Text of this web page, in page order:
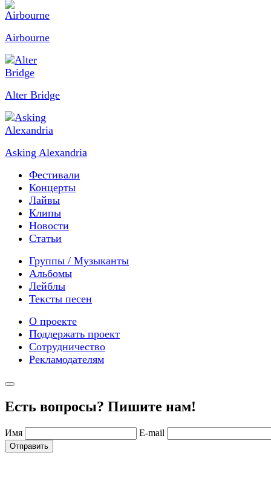
Airbourne
Alter Bridge
Asking Alexandria
Фестивали
Концерты
Лайвы
Клипы
Новости
Статьи
Группы / Музыканты
Альбомы
Лейблы
Тексты песен
О проекте
Поддержать проект
Сотрудничество
Рекламодателям
Есть вопросы? Пишите нам!
Имя E-mail